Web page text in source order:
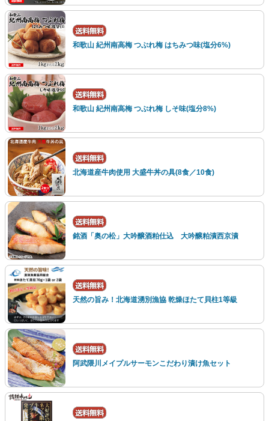
和歌山 紀州南高梅 つぶれ梅 はちみつ味(塩分6%)
和歌山 紀州南高梅 つぶれ梅 しそ味(塩分8%)
北海道産牛肉使用 大盛牛丼の具(8食／10食)
銘酒「奥の松」大吟醸酒粕仕込 大吟醸粕漬西京漬
天然の旨み！北海道湧別漁協 乾燥ほたて貝柱1等級
阿武隈川メイプルサーモンこだわり漬け魚セット